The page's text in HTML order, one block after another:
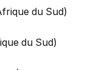
du Sud)
du Sud)